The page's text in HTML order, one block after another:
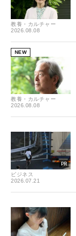
教養・カルチャー
2026.08.08
NEW
教養・カルチャー
2026.08.08
ビジネス
2026.07.21